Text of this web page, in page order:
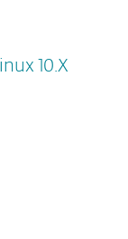
10.X